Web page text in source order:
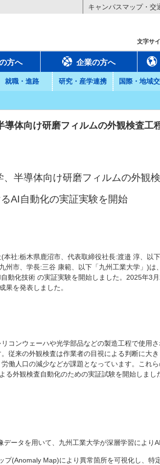
キャンパスマップ・交
文字サ
方へ 企業の方へ
就職・進路 研究・産学連携 国際・地域
体向け研磨フィルムの外観検査工
、半導体向け研磨フィルムの外観
AI自動化の実証実験を開始
社:栃木県鹿沼市、代表取締役社長:渡邉 淳、以
州市、学⻑:三⾕ 康範、以下「九州工業大学」)は
動化技術 の実証実験を開始しました。2025年3
果を発表しました。
コンウェーハや光学部品などの製造工程で使用
従来の外観検査は作業者の目視による判断に大
働人口の減少などが課題となっています。これ
る外観検査自動化のための実証試験を開始しまし
ータを用いて、九州工業大学が深層学習によりAI
プ(Anomaly Map)により異常箇所を可視化し、特